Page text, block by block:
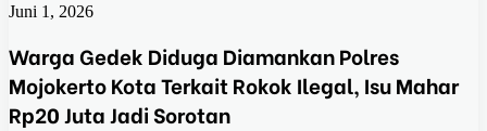
Juni 1, 2026
Warga Gedek Diduga Diamankan Polres
Mojokerto Kota Terkait Rokok Ilegal, Isu Mahar
Rp20 Juta Jadi Sorotan